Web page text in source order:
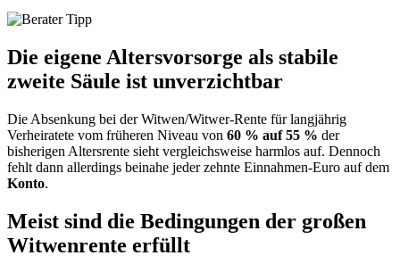
Die eigene Altersvorsorge als stabile
zweite Säule ist unverzichtbar
Die Absenkung bei der Witwen/Witwer-Rente für langjährig
Verheiratete vom früheren Niveau von 60 % auf 55 % der
bisherigen Altersrente sieht vergleichsweise harmlos auf. Dennoch
fehlt dann allerdings beinahe jeder zehnte Einnahmen-Euro auf dem
Konto.
Meist sind die Bedingungen der großen
Witwenrente erfüllt